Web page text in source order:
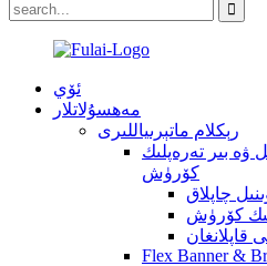
ئۆي
مەھسۇلاتلار
رېكلام ماتېرىياللىرى
ۋە بىر تەرەپلىك
كۆرۈش
چاپلاق
كۆرۈش
Flex Banner &